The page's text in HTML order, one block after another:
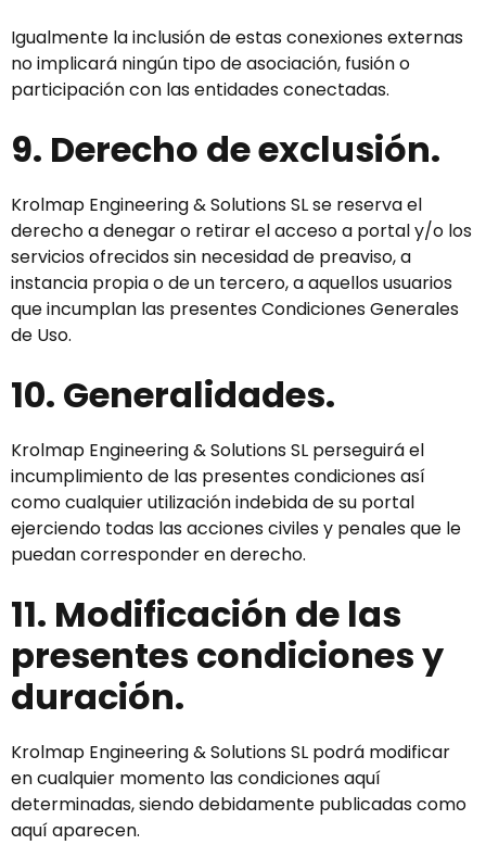
Igualmente la inclusión de estas conexiones externas
no implicará ningún tipo de asociación, fusión o
participación con las entidades conectadas.
9. Derecho de exclusión.
Krolmap Engineering & Solutions SL se reserva el
derecho a denegar o retirar el acceso a portal y/o los
servicios ofrecidos sin necesidad de preaviso, a
instancia propia o de un tercero, a aquellos usuarios
que incumplan las presentes Condiciones Generales
de Uso.
10. Generalidades.
Krolmap Engineering & Solutions SL perseguirá el
incumplimiento de las presentes condiciones así
como cualquier utilización indebida de su portal
ejerciendo todas las acciones civiles y penales que le
puedan corresponder en derecho.
11. Modificación de las
presentes condiciones y
duración.
Krolmap Engineering & Solutions SL podrá modificar
en cualquier momento las condiciones aquí
determinadas, siendo debidamente publicadas como
aquí aparecen.